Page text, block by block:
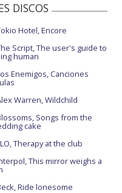
DISCOS
Hotel, Encore
Script, The user's guide to
human
Enemigos, Canciones
Warren, Wildchild
Songs from the
cake
Therapy at the club
This mirror weighs a
Ride lonesome